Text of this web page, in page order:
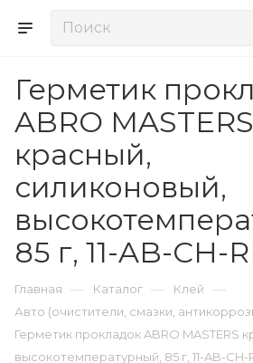
Герметик
ABRO MASTERS
красный,
силиконовый,
85 г, 11-AB-CH-
Главная — Каталог — Клей —
Авто (очистители, смазки,
Герметик прокладок ABRO MASTERS
высокотемпературный, 85 г, 11-AB-CH-